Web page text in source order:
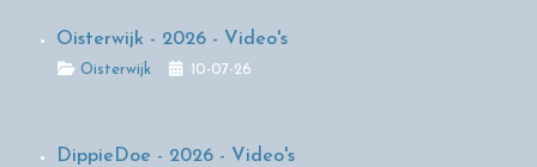
Oisterwijk - 2026 - Video's
DetailsOisterwijk 10-07-26
DippieDoe - 2026 - Video's